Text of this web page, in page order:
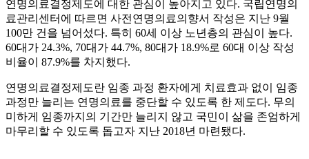
연명의료결정제도에 대한 관심이 높아지고 있다. 국립연명의
료관리센터에 따르면 사전연명의료의향서 작성은 지난 9월
100만 건을 넘어섰다. 특히 60세 이상 노년층의 관심이 높다.
60대가 24.3%, 70대가 44.7%, 80대가 18.9%로 60대 이상 작성
비율이 87.9%를 차지했다.
연명의료결정제도란 임종 과정 환자에게 치료효과 없이 임종
과정만 늘리는 연명의료를 중단할 수 있도록 한 제도다. 무의
미하게 임종까지의 기간만 늘리지 않고 국민이 삶을 존엄하게
마무리할 수 있도록 돕고자 지난 2018년 마련됐다.